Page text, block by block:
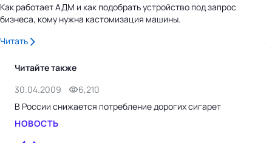
Как работает АДМ и как подобрать устройство под запрос
бизнеса, кому нужна кастомизация машины.
Читать
Читайте также
30.04.2009
6,210
В России снижается потребление дорогих сигарет
НОВОСТЬ